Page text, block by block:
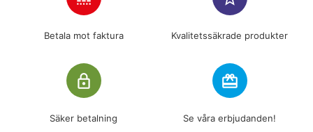
Betala mot faktura Kvalitetssäkrade produkter
lock_outline
Säker betalning
redeem
Se våra erbjudanden!